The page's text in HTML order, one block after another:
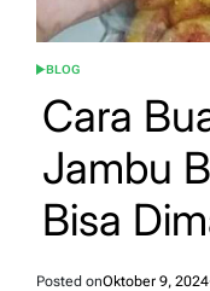
POSTED
BLOG
Cara
Jambu
Bisa
Posted onOktober 9, 2024